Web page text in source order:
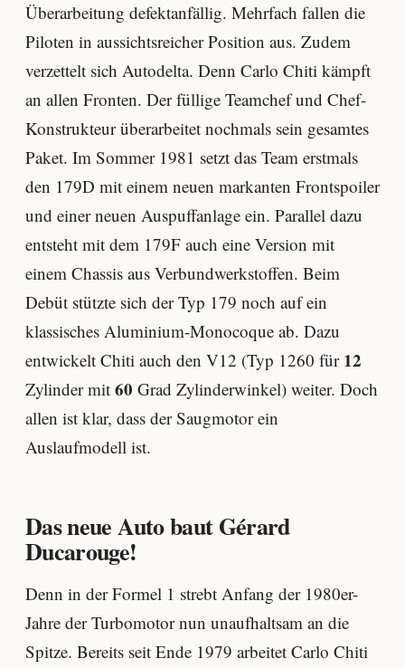
Überarbeitung defektanfällig. Mehrfach fallen die
Piloten in aussichtsreicher Position aus. Zudem
verzettelt sich Autodelta. Denn Carlo Chiti kämpft
an allen Fronten. Der füllige Teamchef und Chef-
Konstrukteur überarbeitet nochmals sein gesamtes
Paket. Im Sommer 1981 setzt das Team erstmals
den 179D mit einem neuen markanten Frontspoiler
und einer neuen Auspuffanlage ein. Parallel dazu
entsteht mit dem 179F auch eine Version mit
einem Chassis aus Verbundwerkstoffen. Beim
Debüt stützte sich der Typ 179 noch auf ein
klassisches Aluminium-Monocoque ab. Dazu
entwickelt Chiti auch den V12 (Typ 1260 für 12
Zylinder mit 60 Grad Zylinderwinkel) weiter. Doch
allen ist klar, dass der Saugmotor ein
Auslaufmodell ist.
Das neue Auto baut Gérard
Ducarouge!
Denn in der Formel 1 strebt Anfang der 1980er-
Jahre der Turbomotor nun unaufhaltsam an die
Spitze. Bereits seit Ende 1979 arbeitet Carlo Chiti